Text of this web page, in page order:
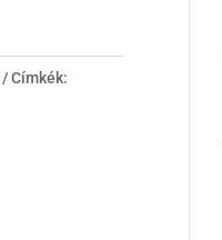
Címkék: